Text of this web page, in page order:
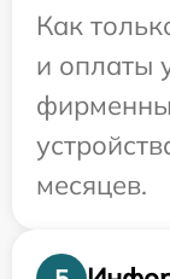
Как
и оплаты
месяцев.